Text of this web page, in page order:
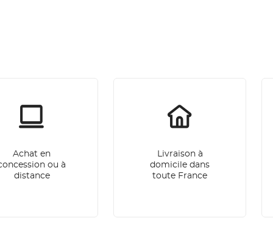
Achat en
ou à
distance
Livraison à
domicile dans
toute France